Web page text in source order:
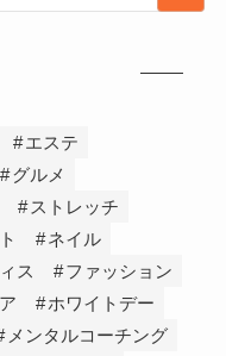
エステ
グルメ
ストレッチ
ネイル
ス
ファッション
ホワイトデー
メンタルコーチング